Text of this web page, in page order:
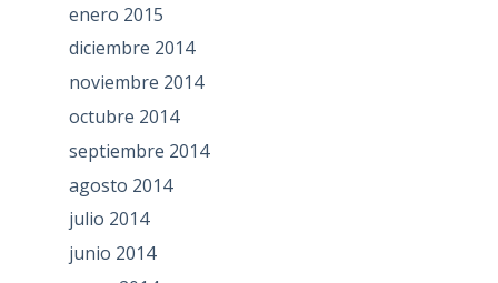
enero 2015
diciembre 2014
noviembre 2014
octubre 2014
septiembre 2014
agosto 2014
julio 2014
junio 2014